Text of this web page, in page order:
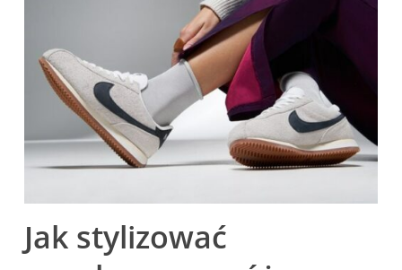
Jak stylizować